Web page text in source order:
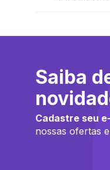
Saiba
Cadastre seu
nossas ofertas